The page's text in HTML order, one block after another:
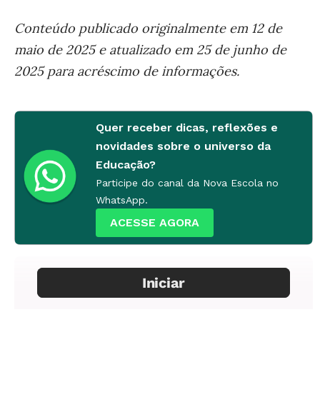
Conteúdo publicado originalmente em 12 de
maio de 2025 e atualizado em 25 de junho de
2025 para acréscimo de informações.
Quer receber dicas, reflexões e
novidades sobre o universo da
Educação?
Participe do canal da Nova Escola no
WhatsApp.
ACESSE AGORA